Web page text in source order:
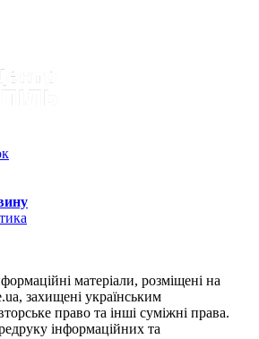
матеріали, розміщені на
захищені українським
право та інші суміжні права.
інформаційних та